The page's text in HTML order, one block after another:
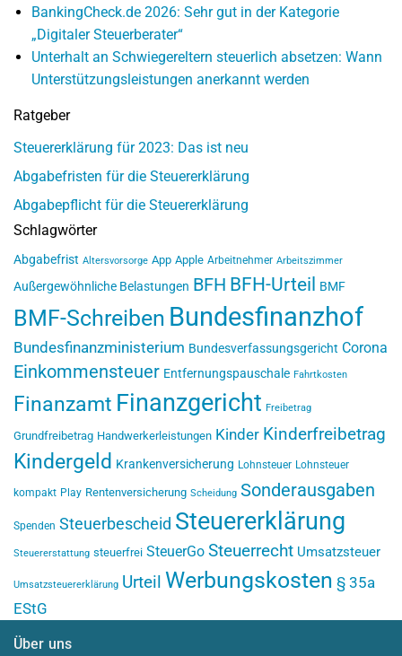
BankingCheck.de 2026: Sehr gut in der Kategorie
„Digitaler Steuerberater“
Unterhalt an Schwiegereltern steuerlich absetzen: Wann
Unterstützungsleistungen anerkannt werden
Ratgeber
Steuererklärung für 2023: Das ist neu
Abgabefristen für die Steuererklärung
Abgabepflicht für die Steuererklärung
Schlagwörter
Abgabefrist Altersvorsorge App Apple Arbeitnehmer Arbeitszimmer
Außergewöhnliche Belastungen BFH BFH-Urteil BMF
BMF-Schreiben Bundesfinanzhof
Bundesfinanzministerium Bundesverfassungsgericht Corona
Einkommensteuer Entfernungspauschale Fahrtkosten
Finanzamt Finanzgericht Freibetrag
Grundfreibetrag Handwerkerleistungen Kinder Kinderfreibetrag
Kindergeld Krankenversicherung Lohnsteuer Lohnsteuer
kompakt Play Rentenversicherung Scheidung Sonderausgaben
Spenden Steuerbescheid Steuererklärung
Steuererstattung steuerfrei SteuerGo Steuerrecht Umsatzsteuer
Umsatzsteuererklärung Urteil Werbungskosten § 35a
EStG
Über uns